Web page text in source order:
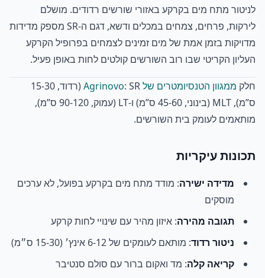
לניטור מתח מים בקרקע באזורי שורשים רדודים. מושלם
לירקות, פרחים, צמחים במכלים ודשא, דגם ה-SR מספק מדידות
מדויקות בזמן אמת של מים זמינים לצמחים בפרופיל הקרקע
העליון הקריטי שבו רוב השורשים קולטים לחות באופן פעיל.
חלק ממגוון הטנסיומטרים של Agrinovo
: SR (רדוד, 15-30
ס”מ), MLT (בינוני, 45-60 ס”מ) ו-LT (עמוק, 90-120 ס”מ),
מותאמים לעומק בית השורשים.
תכונות עיקריות
מדידה ישירה: מודד מתח מים בקרקע בפועל, לא ערכים
מוסקים
תגובה מהירה: איזון מהיר עם שינויי לחות קרקע
ניטור רדוד: מותאם לעומקים של 6-12 אינץ׳ (15-30 ס״מ)
קריאה קלה: מד ואקום ברור עם סולם סנטיבר